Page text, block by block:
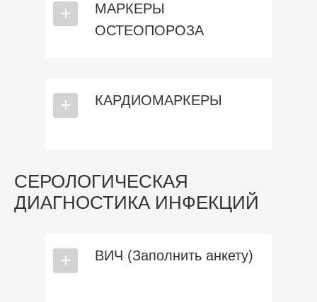
МАРКЕРЫ
ОСТЕОПОРОЗА
⎯
+
КАРДИОМАРКЕРЫ
⎯
+
СЕРОЛОГИЧЕСКАЯ
ДИАГНОСТИКА ИНФЕКЦИЙ
ВИЧ (Заполнить анкету)
⎯
+